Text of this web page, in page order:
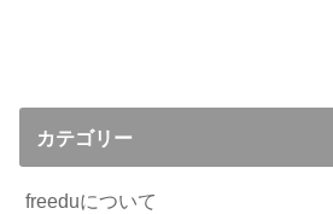
カテゴリー
freeduについて